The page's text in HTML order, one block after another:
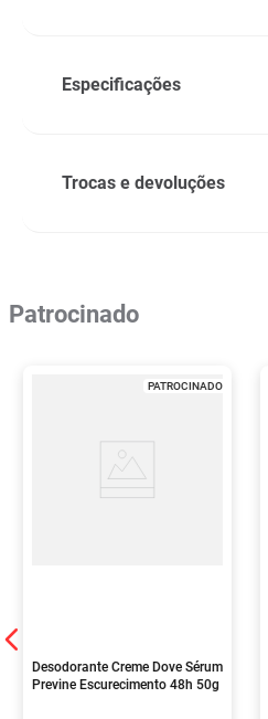
Especificações
Trocas e devoluções
Patrocinado
PATROCINADO
Desodorante Creme Dove Sérum
Previne Escurecimento 48h 50g